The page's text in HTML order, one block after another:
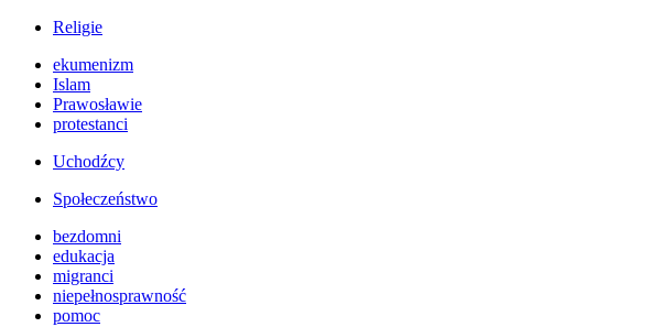
Religie
ekumenizm
Islam
Prawosławie
protestanci
Uchodźcy
Społeczeństwo
bezdomni
edukacja
migranci
niepełnosprawność
pomoc